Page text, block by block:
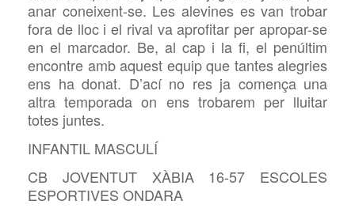
anar coneixent-se. Les alevines es van trobar
fora de lloc i el rival va aprofitar per apropar-se
en el marcador. Be, al cap i la fi, el penúltim
encontre amb aquest equip que tantes alegries
ens ha donat. D’ací no res ja comença una
altra temporada on ens trobarem per lluitar
totes juntes.
INFANTIL MASCULÍ
CB JOVENTUT XÀBIA 16-57 ESCOLES
ESPORTIVES ONDARA